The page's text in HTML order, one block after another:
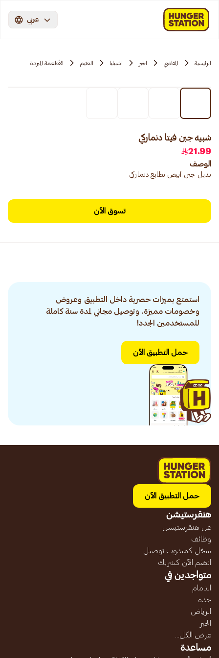
عربي
الرئيسية المقاضي الخبر اشبيليا العثيم الأطعمة المبردة
شبيه جبن فيتا دنماركي
21.99
الوصف
بديل جبن أبيض بطابع دنماركي
تسوق الآن
استمتع بميزات حصرية داخل التطبيق وعروض
وخصومات مميزة. وتوصيل مجاني لمدة سنة كاملة
للمستخدمين الجدد!
حمل التطبيق الآن
حمل التطبيق الآن
هنقرستيشن
عن هنقرستيشن
وظائف
سجّل كمندوب توصيل
انضم الآن كشريك
متواجدين في
الدمام
جده
الرياض
الخبر
عرض الكل...
مساعدة